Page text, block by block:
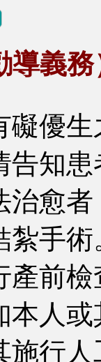
導義務
礙優
告知
治愈
紮手術
產前
本人
施行